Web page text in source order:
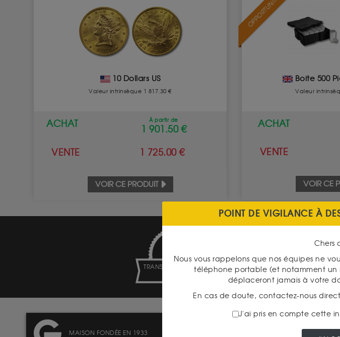
10 Dollars US
Valeur intrinsèque 1 817.30 €
ACHAT À partir de
1 901.50 €
VENTE 1 725.00 €
VOIR CE PRODUIT
OPPORTUNITÉ
Boite 500
Valeur
ACHAT
VENTE
VOIR CE
TRANSPARENCE DES
PAIEMENT
MAISON FONDÉE EN 1933
PRENEZ
POINT DE VIGILANCE À
Chers
Nous vous rappelons que nos équipes ne
téléphone portable (et notamment un
déplaceront jamais à votre
En cas de doute, contactez-nous
J'ai pris en compte cette